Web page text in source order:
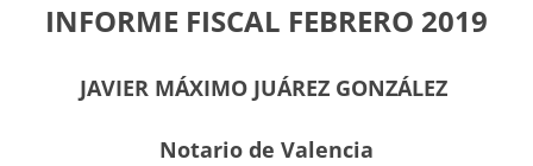
INFORME FISCAL FEBRERO 2019
JAVIER MÁXIMO JUÁREZ GONZÁLEZ
Notario de Valencia